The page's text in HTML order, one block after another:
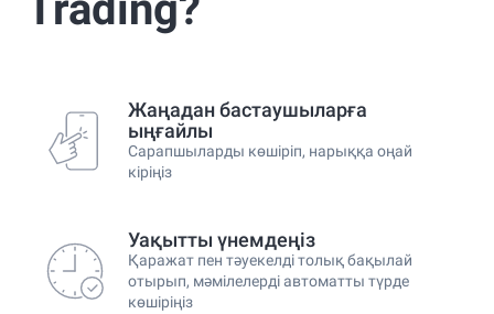
Жаңадан бастаушыларға
ыңғайлы
Сарапшыларды көшіріп, нарыққа оңай
кіріңіз
Уақытты үнемдеңіз
Қаражат пен тәуекелді толық бақылай
отырып, мәмілелерді автоматты түрде
көшіріңіз